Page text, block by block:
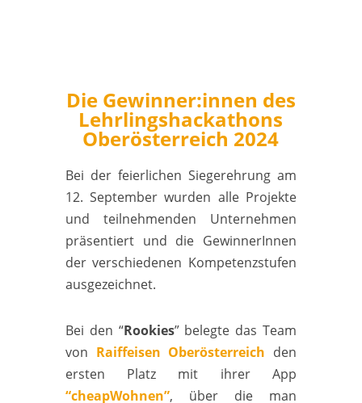
Die Gewinner:innen des
Lehrlingshackathons
Oberösterreich 2024
Bei der feierlichen Siegerehrung am
12. September wurden alle Projekte
und teilnehmenden Unternehmen
präsentiert und die GewinnerInnen
der verschiedenen Kompetenzstufen
ausgezeichnet.
Bei den “Rookies” belegte das Team
von Raiffeisen Oberösterreich den
ersten Platz mit ihrer App
“cheapWohnen”, über die man